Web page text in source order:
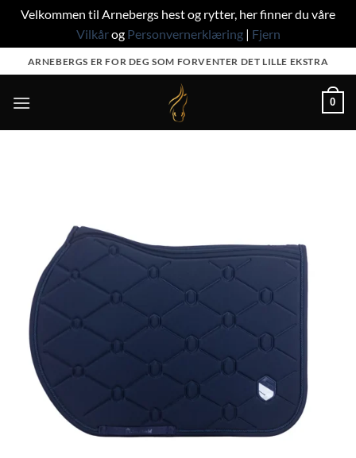
Velkommen til Arnebergs hest og rytter, her finner du våre
Vilkårog Personvernerklæring| Fjern
to
content
ARNEBERGS ER FOR DEG SOM FORVENTER DET LILLE EKSTRA
0